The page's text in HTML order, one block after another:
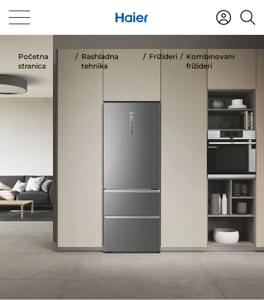
Početna
stranica
Rashladna
tehnika
Frižideri
Kombinovani
frižideri